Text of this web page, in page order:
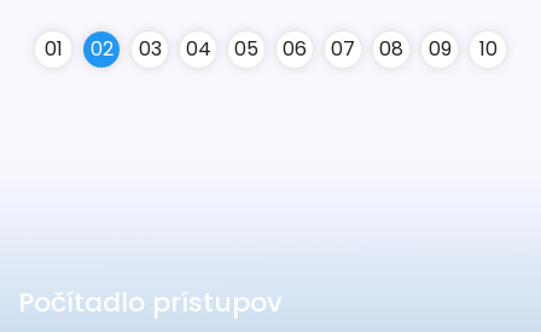
01 02 03 04 05 06 07 08 09 10
Počítadlo prístupov